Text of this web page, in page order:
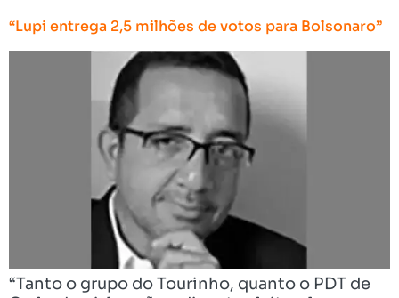
“Lupi entrega 2,5 milhões de votos para Bolsonaro”
“Tanto o grupo do Tourinho, quanto o PDT de